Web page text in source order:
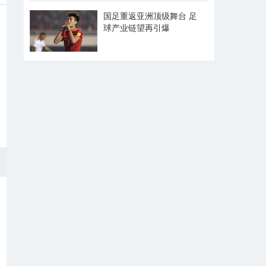
国足重返亚洲顶级舞台 足
球产业链望再引爆